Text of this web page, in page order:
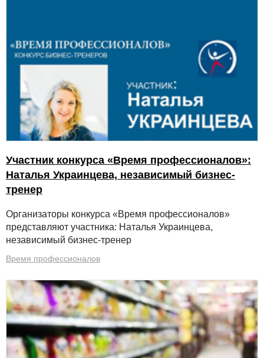
Участник конкурса «Время профессионалов»:
Наталья Украинцева, независимый бизнес-
тренер
Организаторы конкурса «Время профессионалов»
представляют участника: Наталья Украинцева,
независимый бизнес-тренер
Время профессионалов